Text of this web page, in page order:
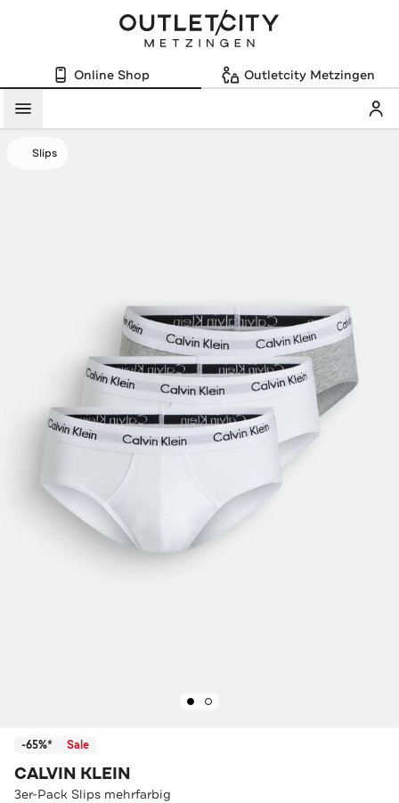
Online Shop Outletcity Metzingen
Menü
Slips
-65%* Sale
CALVIN KLEIN
3er-Pack Slips mehrfarbig